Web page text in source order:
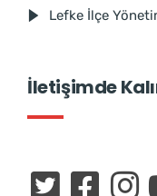
Lefke İlçe
İletişimde